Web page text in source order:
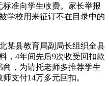
标准向学生收费。家长举报
学校用来征订不在目录中的
县教育局副局长组织全县
，4年间先后9次收受回扣款
，为请托老师多推荐学生
支付14万多元回扣。